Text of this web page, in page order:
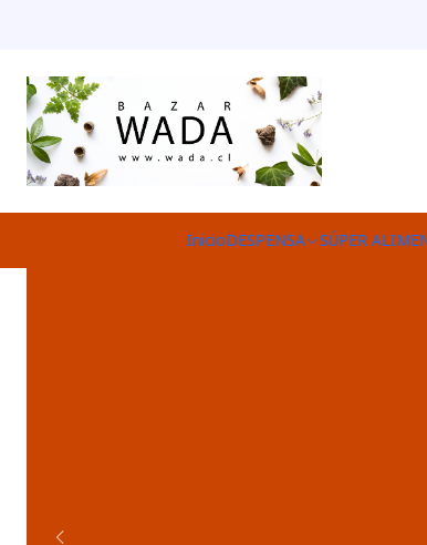
InicioDESPENSA SÚPER